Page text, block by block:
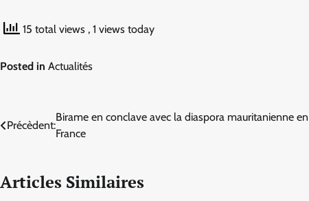
15 total views , 1 views today
Posted in Actualités
Navigation
l’article
Précèdent:
Birame en conclave avec la diaspora mauritanienne en
France
Articles Similaires